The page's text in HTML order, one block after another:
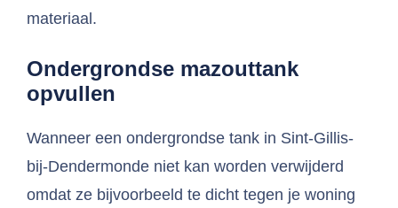
materiaal.
Ondergrondse mazouttank
opvullen
Wanneer een ondergrondse tank in Sint-Gillis-
bij-Dendermonde niet kan worden verwijderd
omdat ze bijvoorbeeld te dicht tegen je woning